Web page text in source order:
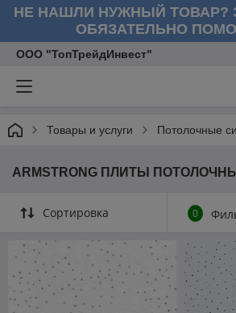
НЕ НАШЛИ НУЖНЫЙ ТОВАР?
ОБЯЗАТЕЛЬНО
ООО "ТопТрейдИнвест"
Товары и услуги Потолочные
ARMSTRONG ПЛИТЫ
Сортировка 0